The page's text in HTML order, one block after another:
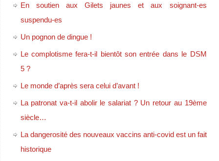
En soutien aux Gilets jaunes et aux soignant-es
suspendu-es
Un pognon de dingue !
Le complotisme fera-t-il bientôt son entrée dans le DSM
5 ?
Le monde d’après sera celui d’avant !
La patronat va-t-il abolir le salariat ? Un retour au 19ème
siècle…
La dangerosité des nouveaux vaccins anti-covid est un fait
historique